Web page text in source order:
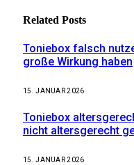
Related Posts
Toniebox falsch
große Wirkung haben
15. JANUAR 2026
Toniebox
nicht altersgerecht
15. JANUAR 2026